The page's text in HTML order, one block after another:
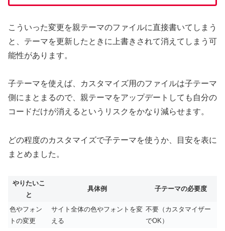
こういった変更を親テーマのファイルに直接書いてしまう
と、テーマを更新したときに上書きされて消えてしまう可
能性があります。
子テーマを使えば、カスタマイズ用のファイルは子テーマ
側にまとまるので、親テーマをアップデートしても自分の
コードだけが消えるというリスクをかなり減らせます。
どの程度のカスタマイズで子テーマを使うか、目安を表に
まとめました。
やりたいこ
と
具体例 子テーマの必要度
色やフォン
トの変更
サイト全体の色やフォントを変
える
不要（カスタマイザー
でOK）